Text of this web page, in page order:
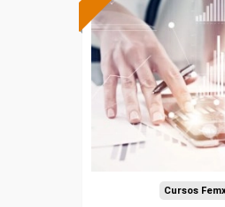
Formación
Para
autónomos de
Para todos los
Cursos